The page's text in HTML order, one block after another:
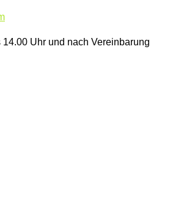
Uhr und nach Vereinbarung